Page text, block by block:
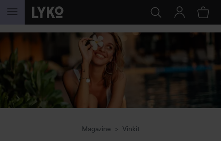
SIIRTYÄ JHK SISÄLTÖÖN
Magazine Vinkit